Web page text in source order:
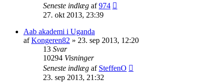
Seneste indlæg af974
27. okt 2013, 23:39
Aab akademi i Uganda
afKongeren82 » 23. sep 2013, 12:20
13 Svar
10294 Visninger
Seneste indlæg af SteffenO
23. sep 2013, 21:32